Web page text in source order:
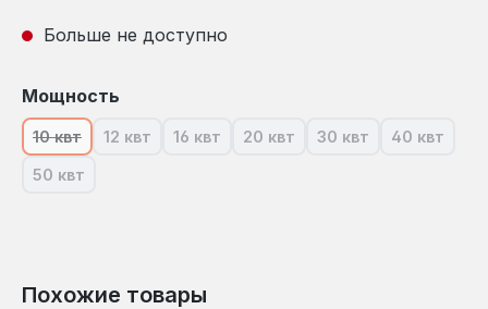
Больше не доступно
Выберите
Мощность
10 квт(В настоящее время эта опция недоступна.)
12 квт(В настоящее время эта опция недоступна.)
16 квт(В настоящее время эта опция
20 квт(В настоящее время эта
30 квт(В настоящее
40 квт
(В
50 квт(В настоящее время эта опция недоступна.)
Похожие товары